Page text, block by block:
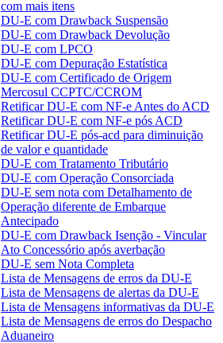
com mais itens
DU-E com Drawback Suspensão
DU-E com Drawback Devolução
DU-E com LPCO
DU-E com Depuração Estatística
DU-E com Certificado de Origem
Mercosul CCPTC/CCROM
Retificar DU-E com NF-e Antes do ACD
Retificar DU-E com NF-e pós ACD
Retificar DU-E pós-acd para diminuição
de valor e quantidade
DU-E com Tratamento Tributário
DU-E com Operação Consorciada
DU-E sem nota com Detalhamento de
Operação diferente de Embarque
Antecipado
DU-E com Drawback Isenção - Vincular
Ato Concessório após averbação
DU-E sem Nota Completa
Lista de Mensagens de erros da DU-E
Lista de Mensagens de alertas da DU-E
Lista de Mensagens informativas da DU-E
Lista de Mensagens de erros do Despacho
Aduaneiro